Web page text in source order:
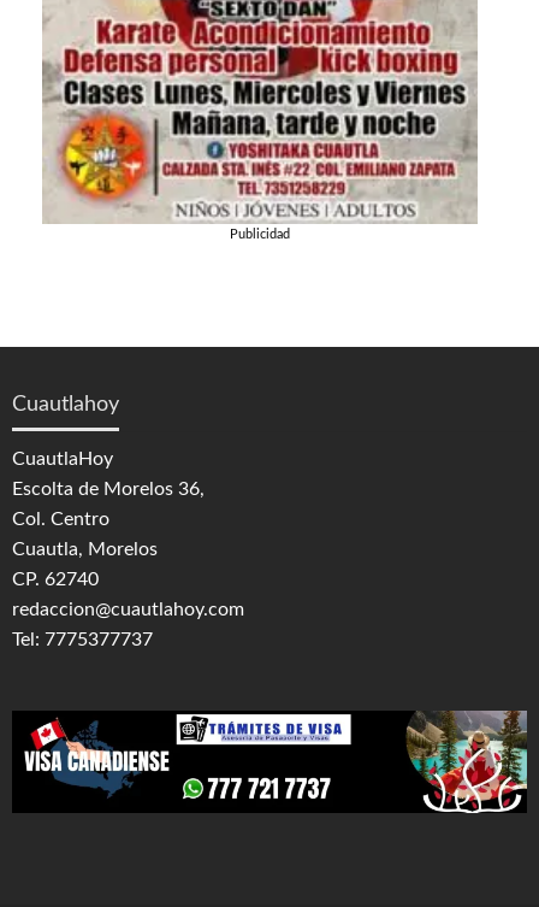
Publicidad
Cuautlahoy
CuautlaHoy
Escolta de Morelos 36,
Col. Centro
Cuautla, Morelos
CP. 62740
redaccion@cuautlahoy.com
Tel: 7775377737